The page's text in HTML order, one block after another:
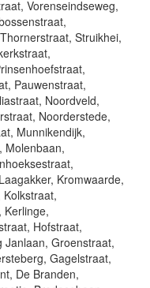
Vorenseindseweg,
Struikhei,
Pauwenstraat,
Noordveld,
Noorderstede,
Munnikendijk,
Molenbaan,
Kromwaarde,
Kerlinge,
Hofstraat,
Janlaan, Groenstraat,
Gagelstraat,
De Branden,